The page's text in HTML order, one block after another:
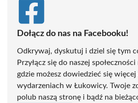
Dołącz do nas na Facebooku!
Odkrywaj, dyskutuj i dziel się tym
Przyłącz się do naszej
gdzie możesz dowiedzieć się
wydarzeniach w Łukowicy. Twoje
polub naszą stronę i bądź na